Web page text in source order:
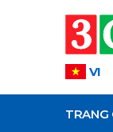
VI
TRANG